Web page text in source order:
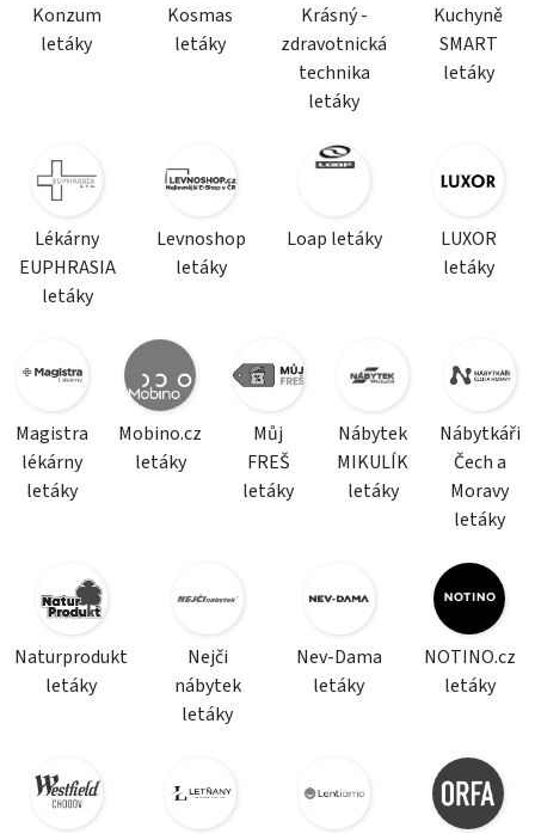
Konzum
letáky
Kosmas
letáky
Krásný -
zdravotnická
technika
letáky
Kuchyně
SMART
letáky
Lékárny
EUPHRASIA
letáky
Levnoshop
letáky
Loap letáky
LUXOR
letáky
Magistra
lékárny
letáky
Mobino.cz
letáky
Můj
FREŠ
letáky
Nábytek
MIKULÍK
letáky
Nábytkáři
Čech a
Moravy
letáky
Naturprodukt
letáky
Nejči
nábytek
letáky
Nev-Dama
letáky
NOTINO.cz
letáky